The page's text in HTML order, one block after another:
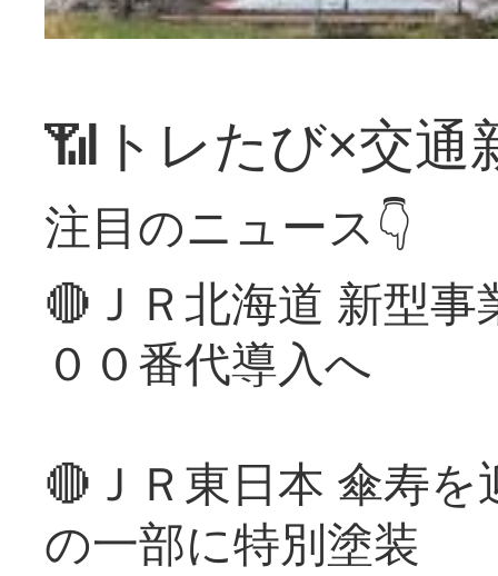
📶トレたび×交通
注目のニュース👇
🔴ＪＲ北海道 新型
００番代導入へ
🔴ＪＲ東日本 傘寿
の一部に特別塗装